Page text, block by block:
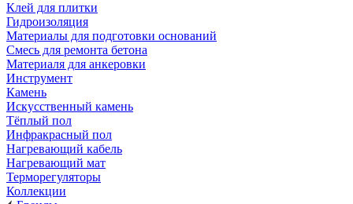
Клей для плитки
Гидроизоляция
Материалы для подготовки оснований
Смесь для ремонта бетона
Материаля для анкеровки
Инструмент
Камень
Искусственный камень
Тёплый пол
Инфракрасный пол
Нагревающий кабель
Нагревающий мат
Терморегуляторы
Коллекции